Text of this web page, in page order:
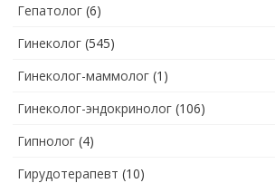
Гепатолог (6)
Гинеколог (545)
Гинеколог-маммолог (1)
Гинеколог-эндокринолог (106)
Гипнолог (4)
Гирудотерапевт (10)